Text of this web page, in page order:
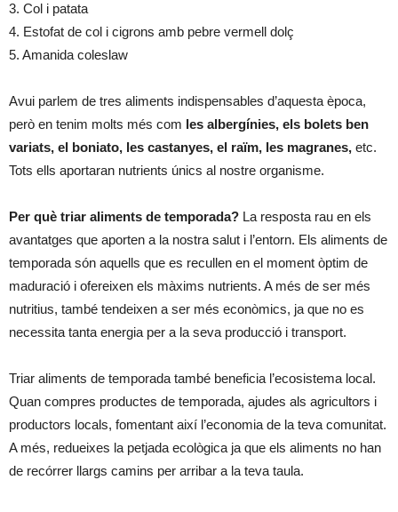
3. Col i patata
4. Estofat de col i cigrons amb pebre vermell dolç
5. Amanida coleslaw
Avui parlem de tres aliments indispensables d’aquesta època,
però en tenim molts més com les albergínies, els bolets ben
variats, el boniato, les castanyes, el raïm, les magranes, etc.
Tots ells aportaran nutrients únics al nostre organisme.
Per què triar aliments de temporada? La resposta rau en els
avantatges que aporten a la nostra salut i l’entorn. Els aliments de
temporada són aquells que es recullen en el moment òptim de
maduració i ofereixen els màxims nutrients. A més de ser més
nutritius, també tendeixen a ser més econòmics, ja que no es
necessita tanta energia per a la seva producció i transport.
Triar aliments de temporada també beneficia l’ecosistema local.
Quan compres productes de temporada, ajudes als agricultors i
productors locals, fomentant així l’economia de la teva comunitat.
A més, redueixes la petjada ecològica ja que els aliments no han
de recórrer llargs camins per arribar a la teva taula.